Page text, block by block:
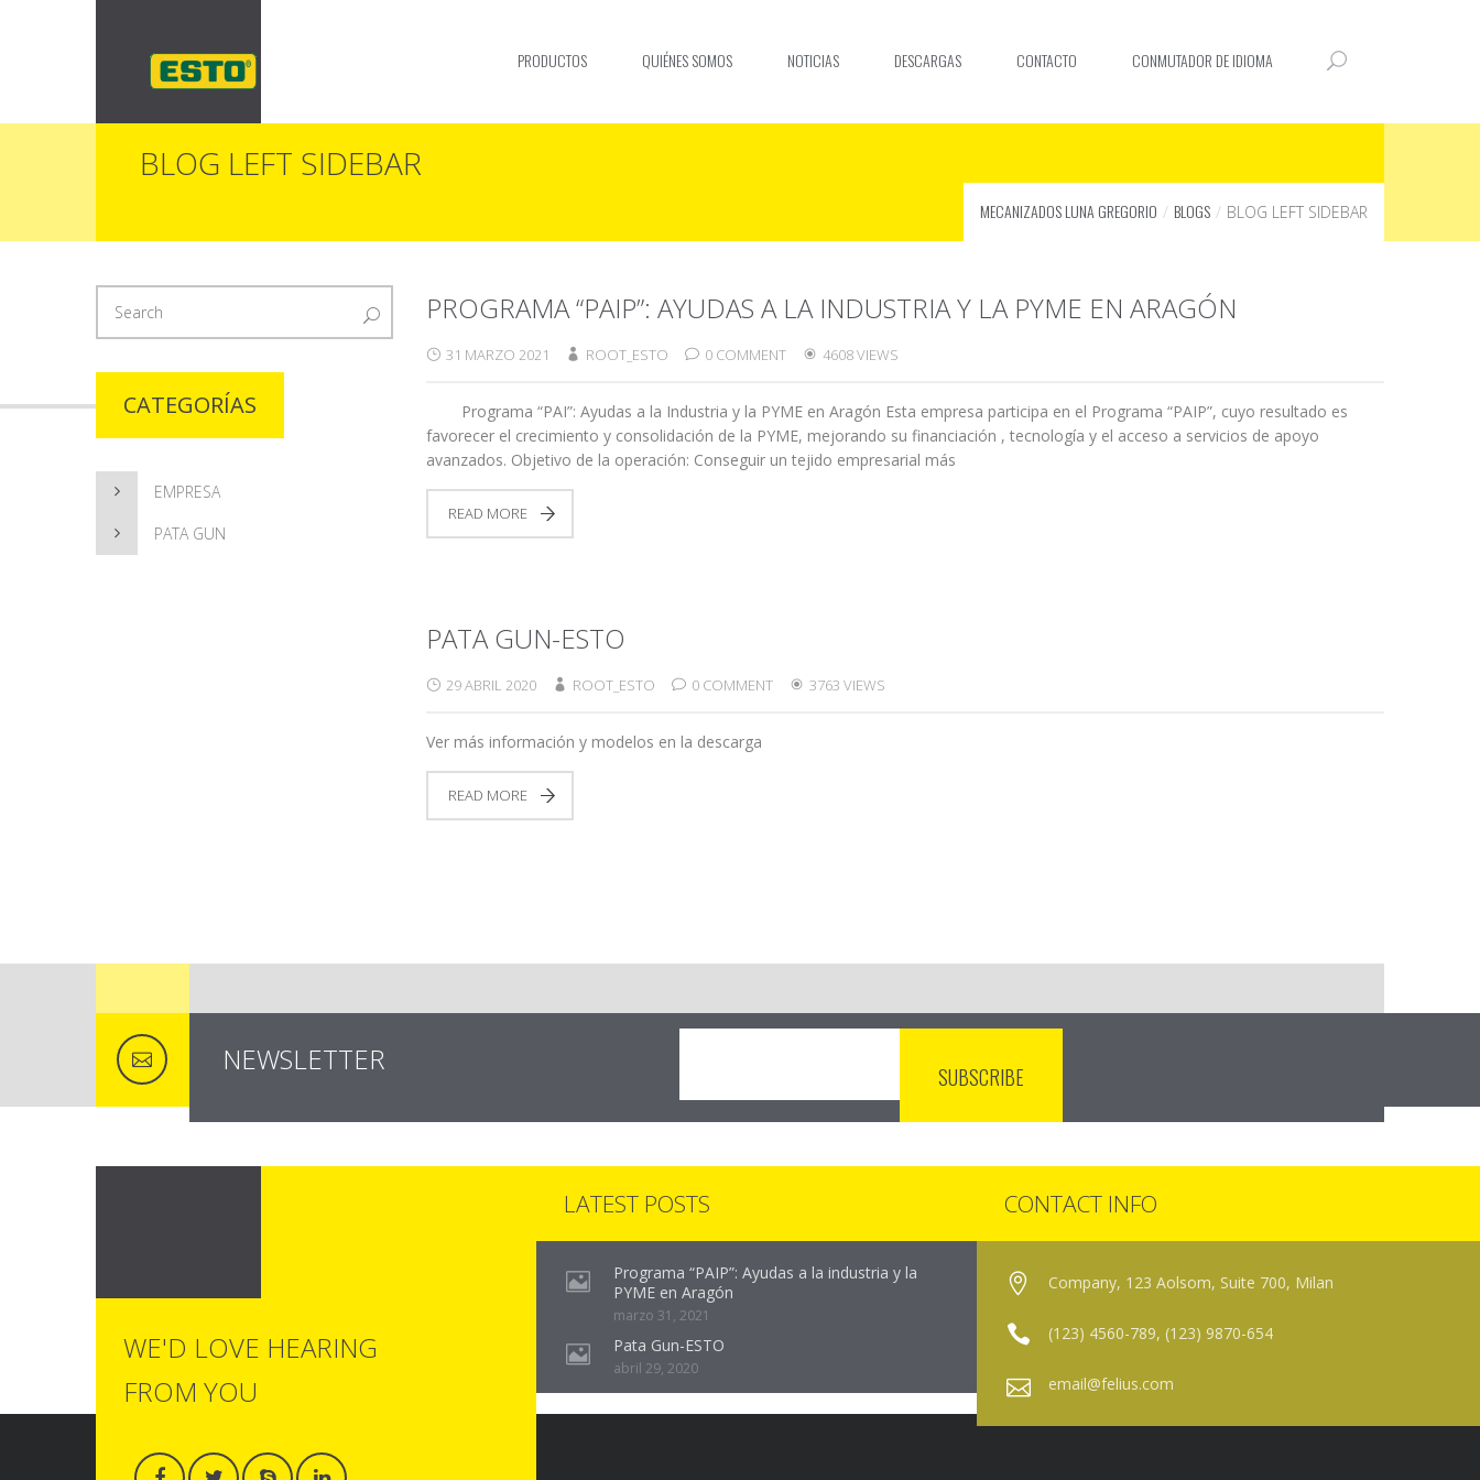
PRODUCTOS QUIÉNES SOMOS NOTICIAS DESCARGAS CONTACTO CONMUTADOR DE IDIOMA
BLOG LEFT SIDEBAR
MECANIZADOS LUNA GREGORIO BLOGS BLOG LEFT SIDEBAR
CATEGORÍAS
EMPRESA
PATA GUN
PROGRAMA “PAIP”: AYUDAS A LA INDUSTRIA Y LA PYME EN ARAGÓN
31 MARZO 2021 ROOT_ESTO 0 COMMENT 4608 VIEWS
Programa “PAI”: Ayudas a la Industria y la PYME en Aragón Esta empresa participa en el Programa “PAIP”, cuyo resultado es
favorecer el crecimiento y consolidación de la PYME, mejorando su financiación , tecnología y el acceso a servicios de apoyo
avanzados. Objetivo de la operación: Conseguir un tejido empresarial más
READ MORE
PATA GUN-ESTO
29 ABRIL 2020 ROOT_ESTO 0 COMMENT 3763 VIEWS
Ver más información y modelos en la descarga
READ MORE
NEWSLETTER
WE'D LOVE HEARING
FROM YOU
LATEST POSTS
Programa “PAIP”: Ayudas a la industria y la
PYME en Aragón
marzo 31, 2021
Pata Gun-ESTO
abril 29, 2020
CONTACT INFO
Company, 123 Aolsom, Suite 700, Milan
(123) 4560-789, (123) 9870-654
email@felius.com